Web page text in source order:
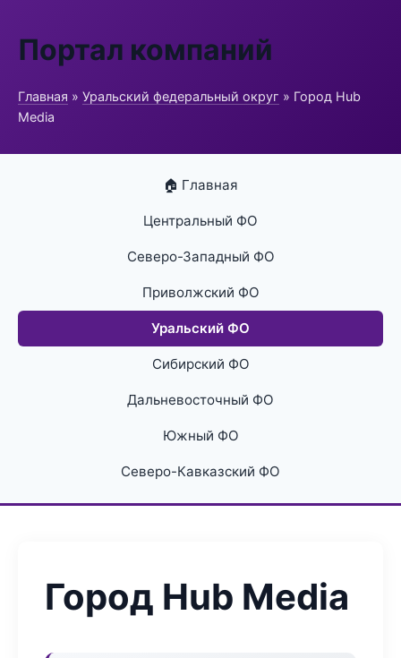
Портал компаний
Главная » Уральский федеральный округ » Город Hub
Media
🏠 Главная
Центральный ФО
Северо-Западный ФО
Приволжский ФО
Уральский ФО
Сибирский ФО
Дальневосточный ФО
Южный ФО
Северо-Кавказский ФО
Город Hub Media